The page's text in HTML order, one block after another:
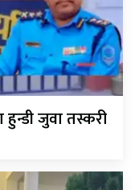
हुन्डी जुवा तस्करी